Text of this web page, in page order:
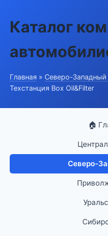
Каталог
Главная » Северо-
Техстанция Box Oil&Filter
🏠
Северо-